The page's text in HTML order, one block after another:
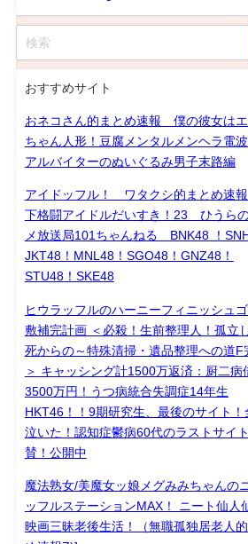
おすすめサイト
おネコさん的まとめ速報 僕の彼女は
ちゃん人形！豆腐メンタルメンヘラ電
アルバイターのぬいぐるみ男子末路編
アイドッフル！ ワタクシ的まとめ速
下格闘アイドルだいすき！23 ひうら
メ放送局101ちゃんねる BNK48 ！
JKT48！MNL48！SGO48！GNZ48！
STU48！SKE48
ヒウラッフルのハーニーフィニッシュ
敷補完計画 ＜必殺！生前整理人！孤立
死からの～特殊清掃・遺品整理への道F
＞ キャッシング計1500万返済：厨二病
3500万円！うつ病統合失調症14年生
HKT46！！9期研究生、最後のサイト！
泣いた！認知症鬱病60代のラストサイ
賛！公開中
魔法熟女/美魔女ッ娘メグみみちゃんの
ッフルステーションMAX！ ニート仙人
映画三昧老後生活！（無職孤独居老人的